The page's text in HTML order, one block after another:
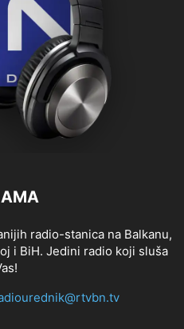
radio-stanica na Balkanu,
i BiH. Jedini radio koji sluša